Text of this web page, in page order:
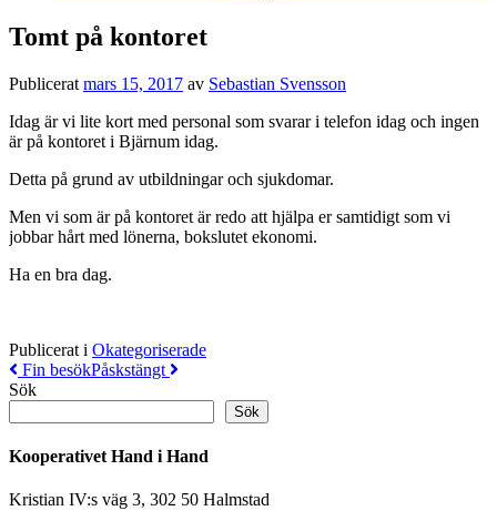
Tomt på kontoret
Publicerat mars 15, 2017 av Sebastian Svensson
Idag är vi lite kort med personal som svarar i telefon idag och ingen
är på kontoret i Bjärnum idag.
Detta på grund av utbildningar och sjukdomar.
Men vi som är på kontoret är redo att hjälpa er samtidigt som vi
jobbar hårt med lönerna, bokslutet ekonomi.
Ha en bra dag.
Publicerat i Okategoriserade
Inläggsnavigering
Fin besökPåskstängt
Sök
Sök
Kooperativet Hand i Hand
Kristian IV:s väg 3, 302 50 Halmstad